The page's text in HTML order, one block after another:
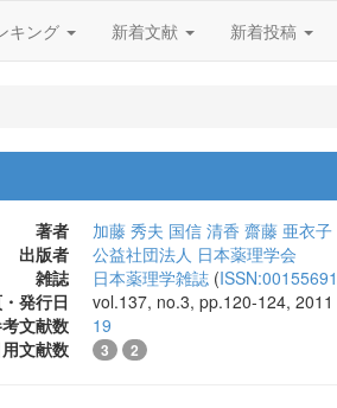
キング 新着文献 新着投稿
著者 加藤 秀夫 国信 清香 齋藤 亜衣子
出版者
公益社団法人 日本薬理学会
雑誌
日本薬理学雑誌 (ISSN:00155691
発行日
vol.137, no.3, pp.120-124,
文献数
19
文献数
3 2